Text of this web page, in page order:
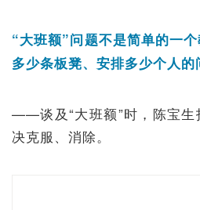
“大班额”问题不是简单的一个
多少条板凳、安排多少个人的
——谈及“大班额”时，陈宝生
决克服、消除。